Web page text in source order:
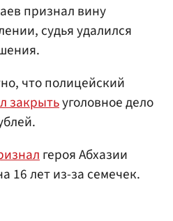
признал вину
судья удалился
что полицейский
закрытьуголовное дело
героя Абхазии
16 лет из-за семечек.